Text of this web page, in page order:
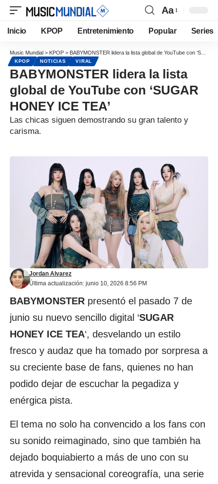
Aa
Inicio KPOP Entretenimiento Popular Series
Music Mundial > KPOP > BABYMONSTER lidera la lista global de YouTube con ‘SUGAR HONEY ICE TEA’
KPOP NOTICIAS VIRAL
BABYMONSTER lidera la lista
global de YouTube con ‘SUGAR
HONEY ICE TEA’
Las chicas siguen demostrando su gran talento y
carisma.
Última actualización: junio 10, 2026 8:56 PM
Jordan Alvarez
BABYMONSTER presentó el pasado 7 de
junio su nuevo sencillo digital ‘SUGAR
HONEY ICE TEA‘, desvelando un estilo
fresco y audaz que ha tomado por sorpresa a
su creciente base de fans, quienes no han
podido dejar de escuchar la pegadiza y
enérgica pista.
El tema no solo ha convencido a los fans con
su sonido reimaginado, sino que también ha
dejado boquiabierto a más de uno con su
atrevida y sensacional coreografía, una serie